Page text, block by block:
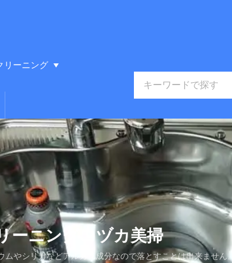
リーニング
ーニングコヅカ美掃
やシリカなどアルカリ成分なので落とすことは出来ません。